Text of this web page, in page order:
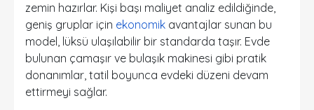
zemin hazırlar. Kişi başı maliyet analiz edildiğinde,
geniş gruplar için ekonomik avantajlar sunan bu
model, lüksü ulaşılabilir bir standarda taşır. Evde
bulunan çamaşır ve bulaşık makinesi gibi pratik
donanımlar, tatil boyunca evdeki düzeni devam
ettirmeyi sağlar.